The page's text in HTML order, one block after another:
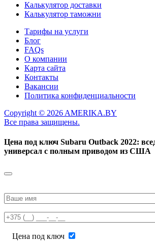
Калькулятор доставки
Калькулятор таможни
Тарифы на услуги
Блог
FAQs
О компании
Карта сайта
Контакты
Вакансии
Политика конфиденциальности
Copyright © 2026 AMERIKA.BY
Все права защищены.
Цена под ключ Subaru Outback 2022:
универсал с полным приводом из США
leave
field
empty.
Цена под ключ